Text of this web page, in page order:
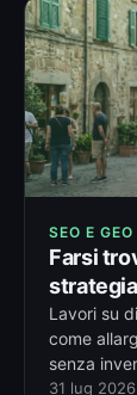
SEO E GEO
Farsi
Lavori su
come
senza
31 lug 2026